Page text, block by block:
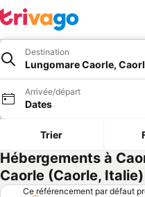
Destination
Lungomare Caorle,
Arrivée/départ
Dates
Trier
Hébergements à
Caorle (Caorle, Italie)
Ce référencement par défaut